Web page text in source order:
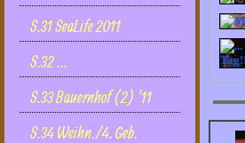
S.31 SeaLife 2011
S.32 ...
S.33 Bauernhof (2) '11
S.34 Weihn./4. Geb.